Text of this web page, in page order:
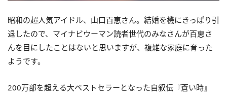
昭和の超人気アイドル、山口百恵さん。結婚を機にきっぱり引
退したので、マイナビウーマン読者世代のみなさんが百恵さ
んを目にしたことはないと思いますが、複雑な家庭に育った
ようです。
200万部を超える大ベストセラーとなった自叙伝『蒼い時』